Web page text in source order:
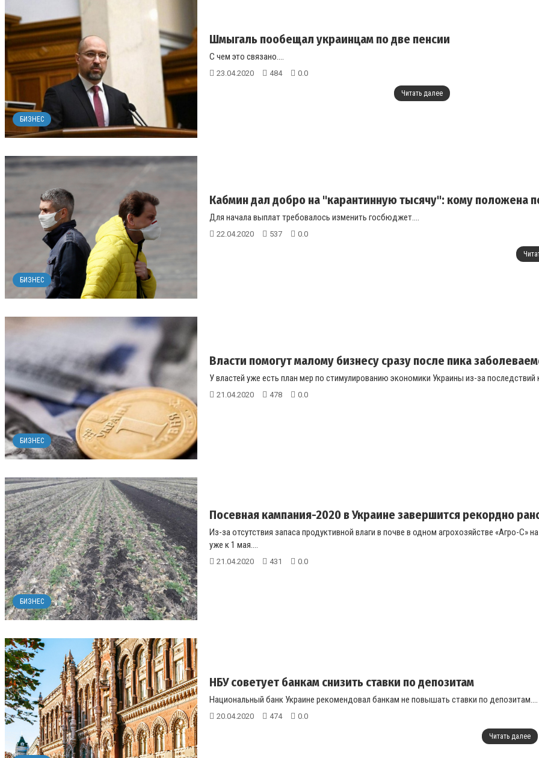
БИЗНЕС
Шмыгаль пообещал украинцам по две пенсии
С чем это связано....
23.04.2020 484 0.0
Читать далее
БИЗНЕС
Кабмин дал добро на "карантинную тысячу": кому положена
Для начала выплат требовалось изменить госбюджет....
22.04.2020 537 0.0
БИЗНЕС
Власти помогут малому бизнесу сразу после пика
У властей уже есть план мер по стимулированию экономики Украины из-за последствий
21.04.2020 478 0.0
БИЗНЕС
Посевная кампания-2020 в Украине завершится рекордно
Из-за отсутствия запаса продуктивной влаги в почве в одном агрохозяйстве «Агро-
уже к 1 мая....
21.04.2020 431 0.0
НБУ советует банкам снизить ставки по депозитам
Национальный банк Украине рекомендовал банкам не повышать ставки по депозитам....
20.04.2020 474 0.0
Читать далее